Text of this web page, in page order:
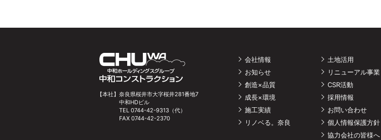
【本社】 奈良県桜井市大字桜井281番地7
中和HDビル
TEL 0744-42-9313（代）
FAX 0744-42-2370
会社情報
お知らせ
創造×品質
成長×環境
施工実績
リノベる。奈良
土地活用
リニューアル事業
CSR活動
採用情報
お問い合わせ
個人情報保護方針
協力会社の皆様へ